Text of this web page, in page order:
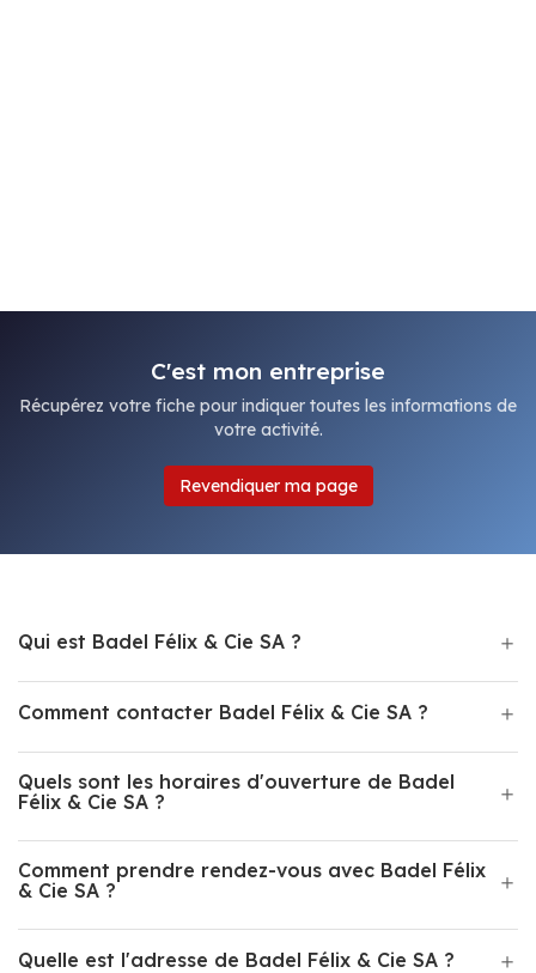
C'est mon entreprise
Récupérez votre fiche pour indiquer toutes les informations de
votre activité.
Revendiquer ma page
Qui est Badel Félix & Cie SA ?
Comment contacter Badel Félix & Cie SA ?
Quels sont les horaires d'ouverture de Badel
Félix & Cie SA ?
Comment prendre rendez-vous avec Badel Félix
& Cie SA ?
Quelle est l'adresse de Badel Félix & Cie SA ?